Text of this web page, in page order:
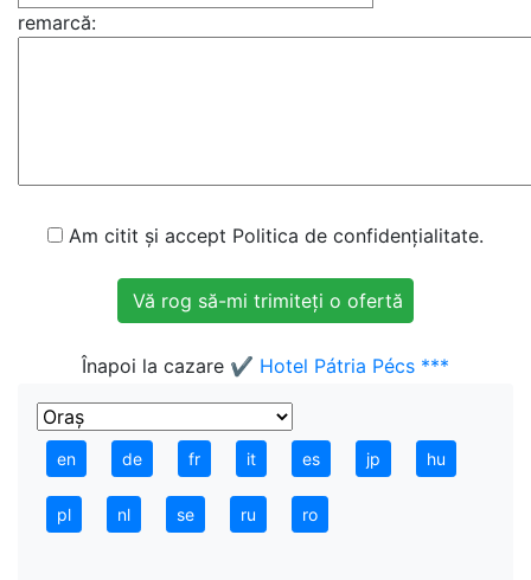
remarcă:
Am citit și accept Politica de confidențialitate.
Înapoi la cazare ✔️ Hotel Pátria Pécs ***
en de fr it es jp hu
pl nl se ru ro